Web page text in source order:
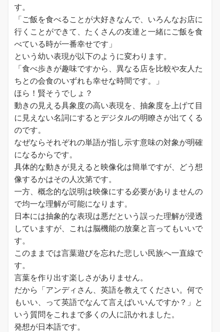
す。
「ご飯を食べることが大好きなんで、いろんなお店に
行くことができて、たくさんの友達と一緒にご飯を食
べている時が一番幸せです」
という幼い表現が以下のように変わります。
「食べ歩きが趣味ですから、異なる店を比較や友人た
ちとの会食のいずれも幸せな時間です。」
ほら！賢そうでしょ？
動きの見える具象度の高い表現を、抽象度を上げて目
に見えない名詞にするとデジタルの明瞭さが出てくる
のです。
なぜならそれぞれの単語が指し示す意味の対象が明確
になるからです。
具体的な動きが見えると映像化は簡単ですが、どう想
像するかはその人次第です。
一方、概念的な説明は映像にする必要がありませんの
で均一な理解が可能になります。
日本には抽象的な表現は悪だという誤った理解が浸透
していますが、これは脳機能の放棄と言ってもいいで
す。
このままでは言葉遊びを忘れた悲しい民族へ一直線で
す。
言葉を作り出す楽しさがありません。
だから「アンディさん、英語を教えてください。何で
もいい、って英語でなんて言えばいいんですか？」と
いう質問をこれまで多くの人に訊かれました。
発想が日本語です。